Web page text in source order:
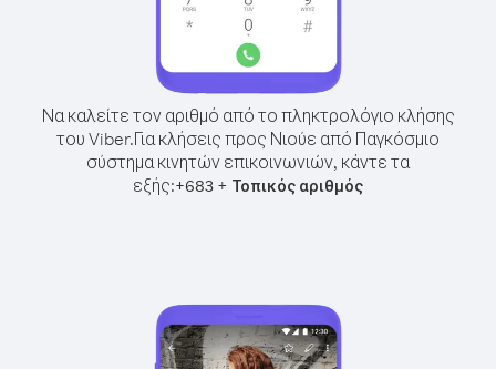
Να καλείτε τον αριθμό από το πληκτρολόγιο κλήσης
του Viber.Για κλήσεις προς Νιούε από Παγκόσμιο
σύστημα κινητών επικοινωνιών, κάντε τα
εξής:+683 + Τοπικός αριθμός